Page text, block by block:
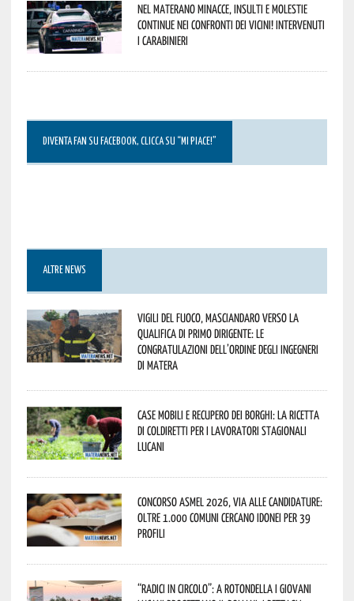
Nel materano minacce, insulti e molestie
continue nei confronti dei vicini! Intervenuti
i Carabinieri
DIVENTA FAN SU FACEBOOK, CLICCA SU “MI PIACE!”
ALTRE NEWS
Vigili del Fuoco, Masciandaro verso la
qualifica di Primo Dirigente: le
congratulazioni dell’Ordine degli Ingegneri
di Matera
Case mobili e recupero dei borghi: la ricetta
di Coldiretti per i lavoratori stagionali
lucani
Concorso Asmel 2026, via alle candidature:
oltre 1.000 Comuni cercano idonei per 39
profili
“Radici in Circolo”: a Rotondella i giovani